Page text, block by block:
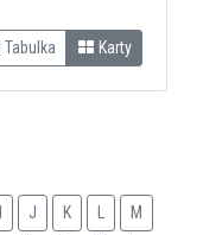
Tabulka Karty
J K M